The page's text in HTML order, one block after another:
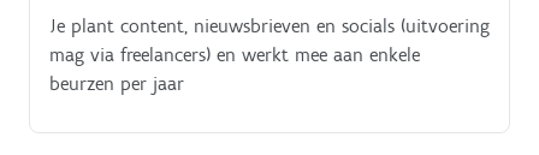
Je plant content, nieuwsbrieven en socials (uitvoering
mag via freelancers) en werkt mee aan enkele
beurzen per jaar